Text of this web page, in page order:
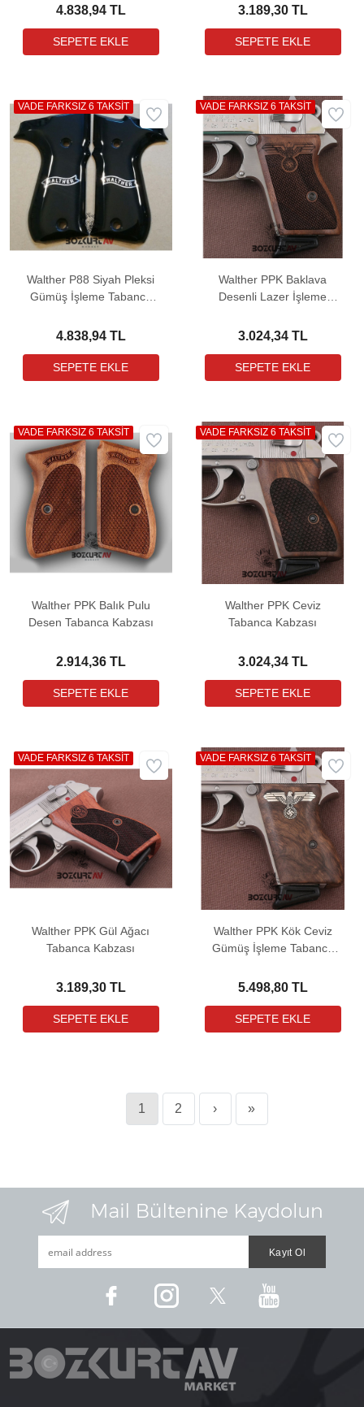
4.838,94 TL 3.189,30 TL
Walther P88 Siyah Pleksi
Gümüş İşleme Tabanca
4.838,94 TL
VADE FARKSIZ 6 TAKSİT
Walther PPK Baklava
Desenli Lazer İşleme
3.024,34 TL
VADE FARKSIZ 6 TAKSİT
Walther PPK Balık Pulu
Desen Tabanca Kabzası
2.914,36 TL
VADE FARKSIZ 6 TAKSİT
Walther PPK Ceviz
Tabanca Kabzası
3.024,34 TL
VADE FARKSIZ 6 TAKSİT
Walther PPK Gül Ağacı
Tabanca Kabzası
3.189,30 TL
VADE FARKSIZ 6 TAKSİT
Walther PPK Kök Ceviz
Gümüş İşleme Tabanca
5.498,80 TL
VADE FARKSIZ 6 TAKSİT
1 2 › »